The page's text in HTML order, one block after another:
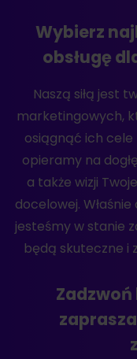
Wybierz
obsługę
Naszą siłą jest
marketingowych,
osiągnąć ich
opieramy na
a także wizji
docelowej.
jesteśmy w stanie
będą skuteczne i
Zadzwoń